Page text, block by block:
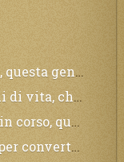
il cibo non sarà più nelle vostre mense.
chiami in suo aiuto.
e tutta la Terra sarà oscurata.
non si sarà preparato saranno dolori.